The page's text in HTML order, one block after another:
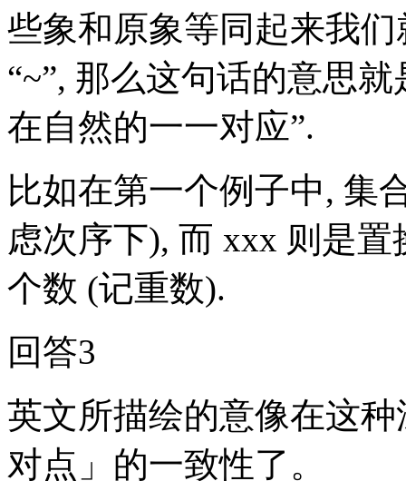
些象和原象等同起来我
“~”, 那么这句话的意思
在自然的一一对应”.
比如在第一个例子中, 集
虑次序下), 而 xxx 则是
个数 (记重数).
回答3
英文所描绘的意像在这
对点」的一致性了。